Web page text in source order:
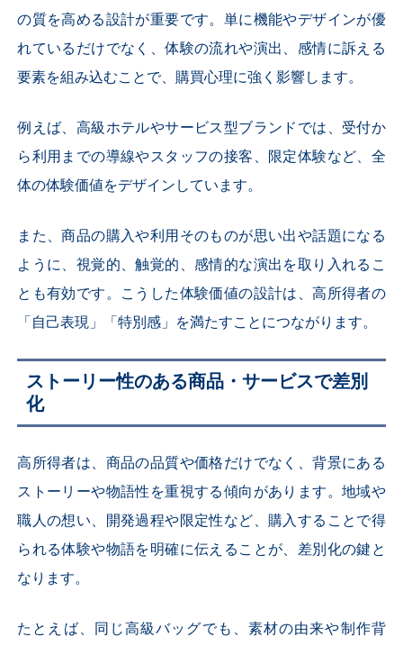
の質を高める設計が重要です。単に機能やデザインが優
れているだけでなく、体験の流れや演出、感情に訴える
要素を組み込むことで、購買心理に強く影響します。
例えば、高級ホテルやサービス型ブランドでは、受付か
ら利用までの導線やスタッフの接客、限定体験など、全
体の体験価値をデザインしています。
また、商品の購入や利用そのものが思い出や話題になる
ように、視覚的、触覚的、感情的な演出を取り入れるこ
とも有効です。こうした体験価値の設計は、高所得者の
「自己表現」「特別感」を満たすことにつながります。
ストーリー性のある商品・サービスで差別
化
高所得者は、商品の品質や価格だけでなく、背景にある
ストーリーや物語性を重視する傾向があります。地域や
職人の想い、開発過程や限定性など、購入することで得
られる体験や物語を明確に伝えることが、差別化の鍵と
なります。
たとえば、同じ高級バッグでも、素材の由来や制作背